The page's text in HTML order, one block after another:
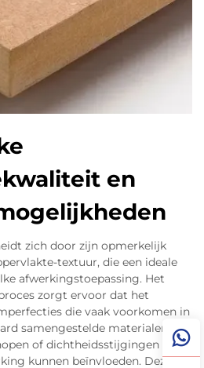
en
zich door zijn opmerkelijk
textuur, die een ideale
afwerkingstoepassing. Het
zorgt ervoor dat het
die vaak voorkomen in
samengestelde materialen,
of dichtheidsstijgingen die
kunnen beïnvloeden. Deze